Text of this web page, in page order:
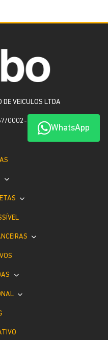
WhatsApp
DE VEICULOS LTDA
0002-18